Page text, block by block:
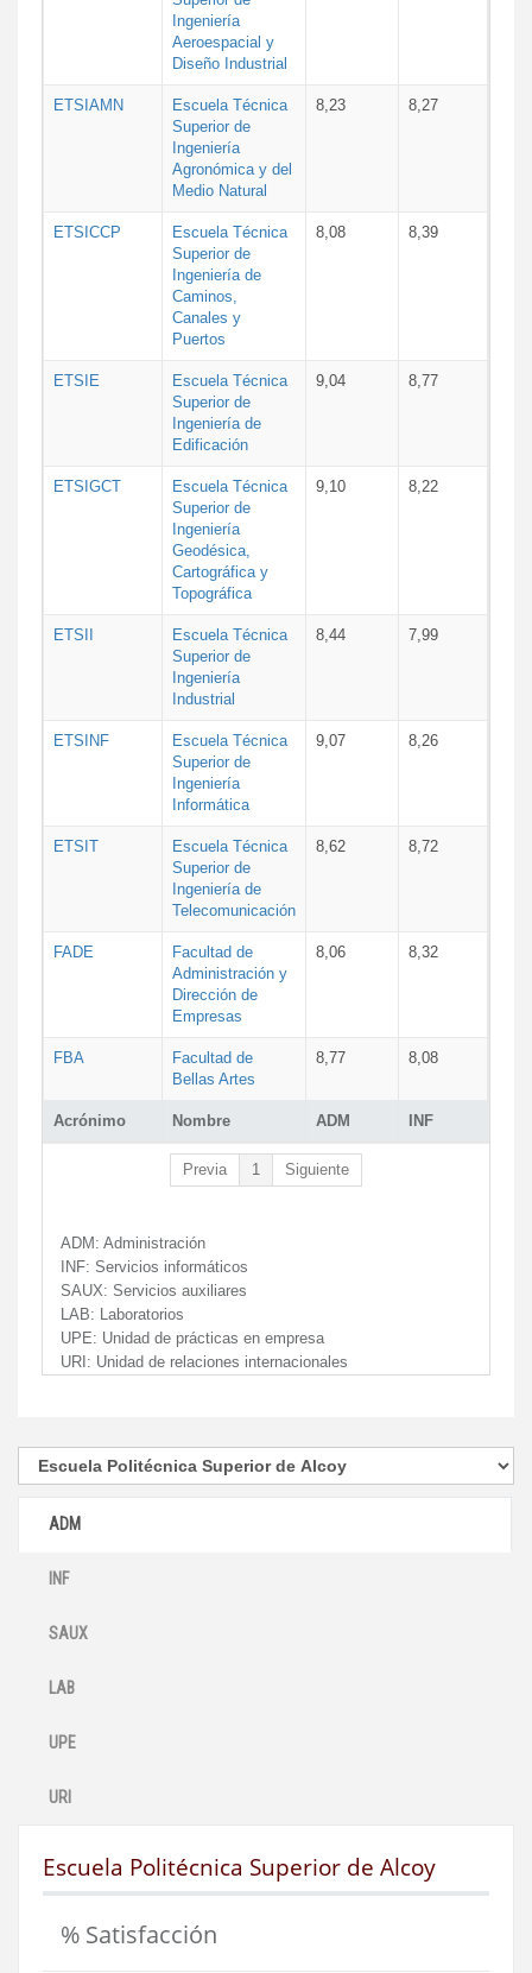
Acrónimo Nombre ADM INF
Ingeniería
Aeroespacial y
Diseño Industrial
ETSIAMN
Escuela Técnica
Superior de
Ingeniería
Agronómica y del
Medio Natural
8,23 8,27
ETSICCP
Escuela Técnica
Superior de
Ingeniería de
Caminos,
Canales y
Puertos
8,08 8,39
ETSIE
Escuela Técnica
Superior de
Ingeniería de
Edificación
9,04 8,77
ETSIGCT
Escuela Técnica
Superior de
Ingeniería
Geodésica,
Cartográfica y
Topográfica
9,10 8,22
ETSII
Escuela Técnica
Superior de
Ingeniería
Industrial
8,44 7,99
ETSINF
Escuela Técnica
Superior de
Ingeniería
Informática
9,07 8,26
ETSIT
Escuela Técnica
Superior de
Ingeniería de
Telecomunicación
8,62 8,72
FADE
Facultad de
Administración y
Dirección de
Empresas
8,06 8,32
FBA
Facultad de
Bellas Artes
8,77 8,08
Previa 1 Siguiente
ADM: Administración
INF: Servicios informáticos
SAUX: Servicios auxiliares
LAB: Laboratorios
UPE: Unidad de prácticas en empresa
URI: Unidad de relaciones internacionales
ADM
INF
SAUX
LAB
UPE
URI
Escuela Politécnica Superior de Alcoy
% Satisfacción